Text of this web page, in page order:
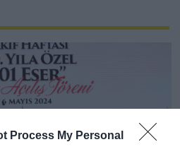
Process My Personal